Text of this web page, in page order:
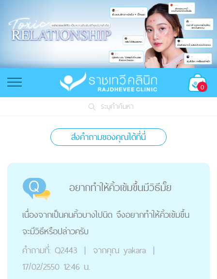
0
ระบุคำค้นหา
ส่งคำถามของคุณได้ที่นี่
อยากทำให้คิ้วเข้มขึ้นมีวิธีมั๊ย
เนื่องจากเป็นคนคิ้วบางไปนิด จึงอยากทำให้คิ้วเข้มขึ้น
จะมีวิธีหรือปล่าวครับ
คำถามที่: Q2443 | จากคุณ yakara |
17/02/2550 12:46 น.